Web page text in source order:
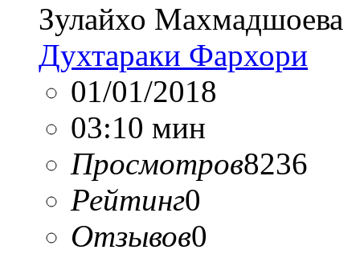
Зулайхо Махмадшоева
Духтараки Фархори
01/01/2018
03:10 мин
Просмотров8236
Рейтинг0
Отзывов0